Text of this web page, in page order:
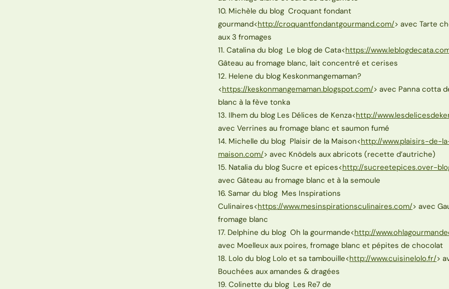
10. Michèle du blog Croquant fondant
gourmand<http://croquantfondantgourmand.com/> avec Tarte
aux 3 fromages
11. Catalina du blog Le blog de Cata<https://
Gâteau au fromage blanc, lait concentré et cerises
12. Helene du blog Keskonmangemaman?
<https://keskonmangemaman.blogspot.com/> avec Panna cotta
blanc à la fève tonka
13. Ilhem du blog Les Délices de Kenza<http://
avec Verrines au fromage blanc et saumon fumé
14. Michelle du blog Plaisir de la Maison<http://www.plaisirs-de-
maison.com/> avec Knödels aux abricots (recette d’autriche)
15. Natalia du blog Sucre et epices<http://sucreetepices.over-
avec Gâteau au fromage blanc et à la semoule
16. Samar du blog Mes Inspirations
Culinaires<https://www.mesinspirationsculinaires.com/> avec
fromage blanc
17. Delphine du blog Oh la gourmande<http://
avec Moelleux aux poires, fromage blanc et pépites de chocolat
18. Lolo du blog Lolo et sa tambouille<http://www.cuisinelolo.fr/>
Bouchées aux amandes & dragées
19. Colinette du blog Les Re7 de